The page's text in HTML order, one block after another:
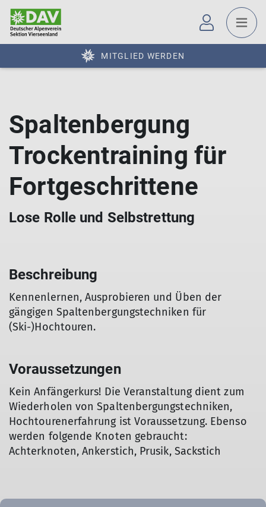
MITGLIED WERDEN
Spaltenbergung
Trockentraining für
Fortgeschrittene
Lose Rolle und Selbstrettung
Beschreibung
Kennenlernen, Ausprobieren und Üben der
gängigen Spaltenbergungstechniken für
(Ski-)Hochtouren.
Voraussetzungen
Kein Anfängerkurs! Die Veranstaltung dient zum
Wiederholen von Spaltenbergungstechniken,
Hochtourenerfahrung ist Voraussetzung. Ebenso
werden folgende Knoten gebraucht:
Achterknoten, Ankerstich, Prusik, Sackstich